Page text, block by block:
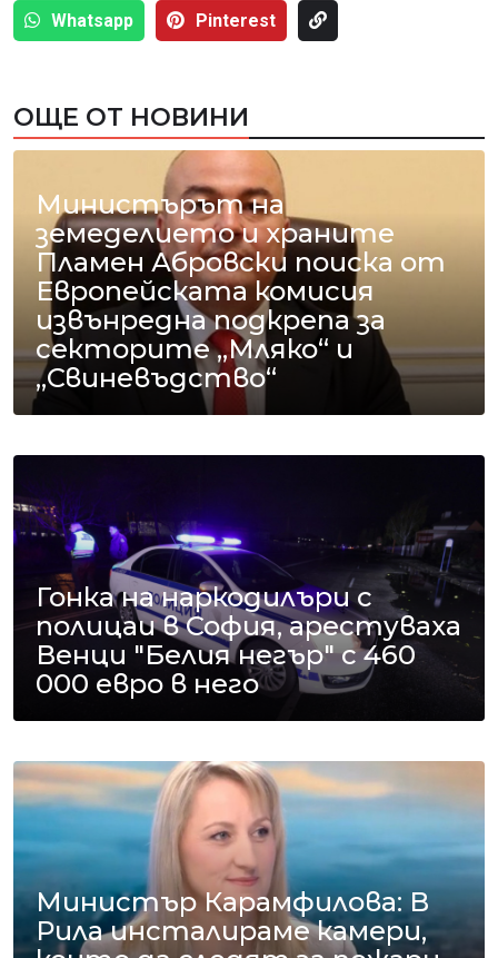
Whatsapp Pinterest
ОЩЕ ОТ НОВИНИ
Министърът на
земеделието и храните
Пламен Абровски поиска от
Европейската комисия
извънредна подкрепа за
секторите „Мляко“ и
„Свиневъдство“
Гонка на наркодилъри с
полицаи в София, арестуваха
Венци "Белия негър" с 460
000 евро в него
Министър Карамфилова: В
Рила инсталираме камери,